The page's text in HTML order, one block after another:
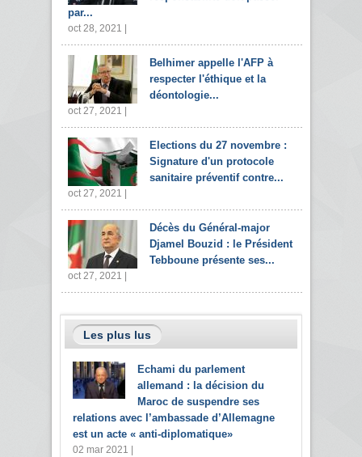
par...
oct 28, 2021 |
Belhimer appelle l'AFP à
respecter l'éthique et la
déontologie...
oct 27, 2021 |
Elections du 27 novembre :
Signature d'un protocole
sanitaire préventif contre...
oct 27, 2021 |
Décès du Général-major
Djamel Bouzid : le Président
Tebboune présente ses...
oct 27, 2021 |
Les plus lus
Echami du parlement
allemand : la décision du
Maroc de suspendre ses
relations avec l’ambassade d’Allemagne
est un acte « anti-diplomatique»
02 mar 2021 |